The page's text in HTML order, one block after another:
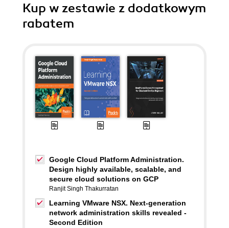
Kup w zestawie z dodatkowym
rabatem
Google Cloud Platform Administration.
Design highly available, scalable, and
secure cloud solutions on GCP
Ranjit Singh Thakurratan
Learning VMware NSX. Next-generation
network administration skills revealed -
Second Edition